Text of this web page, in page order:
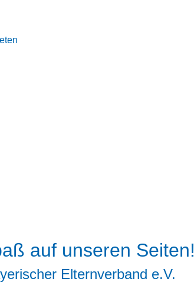
auf unseren Seiten!
Elternverband e.V.